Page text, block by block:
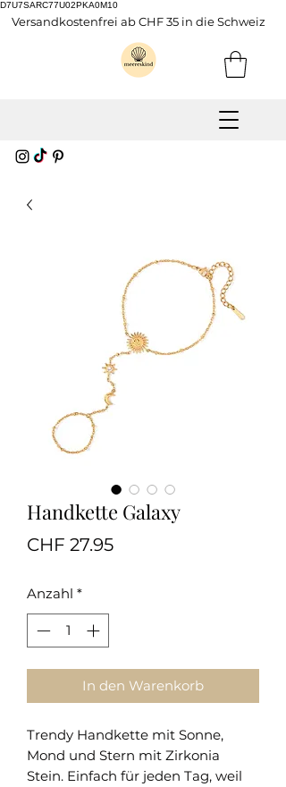
D7U7SARC77U02PKA0M10
Versandkostenfrei ab CHF 35 in die Schweiz
Handkette Galaxy
CHF 27.95Preis
Anzahl *
In den Warenkorb
Trendy Handkette mit Sonne,
Mond und Stern mit Zirkonia
Stein. Einfach für jeden Tag, weil